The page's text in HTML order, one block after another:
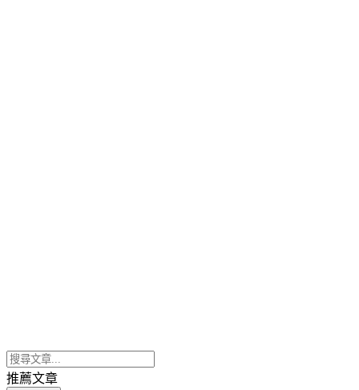
推薦文章